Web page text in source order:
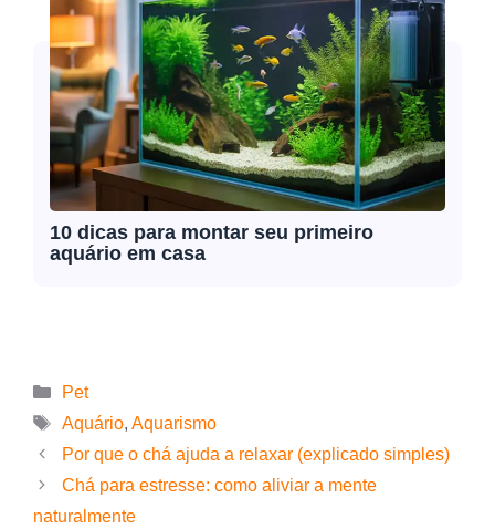
10 dicas para montar seu primeiro
aquário em casa
Pet
Aquário, Aquarismo
Por que o chá ajuda a relaxar (explicado simples)
Chá para estresse: como aliviar a mente
naturalmente